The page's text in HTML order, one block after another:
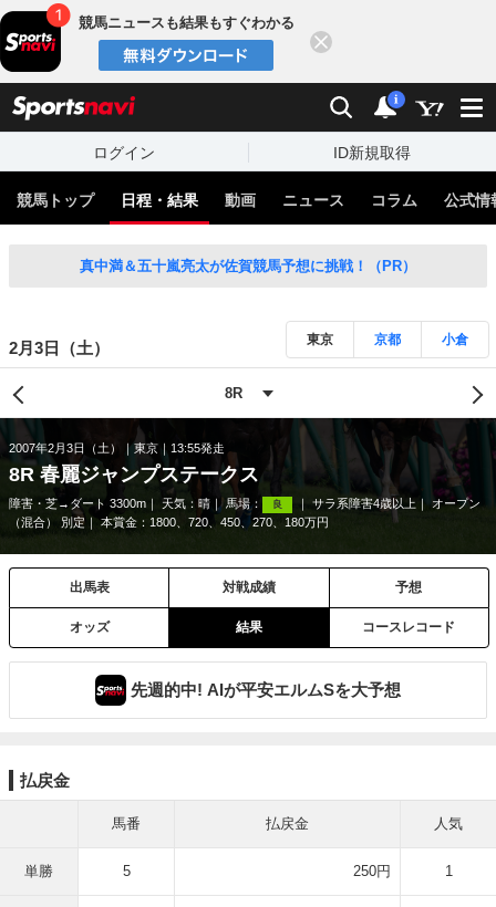
競馬ニュースも結果もすぐわかる
検索 通知
i
ログイン ID新規取得
競馬トップ 日程・結果 動画 ニュース コラム 公式情
真中満＆五十嵐亮太が佐賀競馬予想に挑戦！（PR）
2月3日（土） 東京 京都 小倉
2007年2月3日（土） 東京 13:55発走
8R 春麗ジャンプステークス
障害・芝→ダート 3300m 天気： 晴 馬場： 良 サラ系障害4歳以上
オープン
（混合） 別定
本賞金：1800、720、450、270、180万円
出馬表 対戦成績 予想
オッズ 結果 コースレコード
先週的中! AIが平安エルムSを大予想
払戻金
馬番 払戻金 人気
単勝 5 250円 1